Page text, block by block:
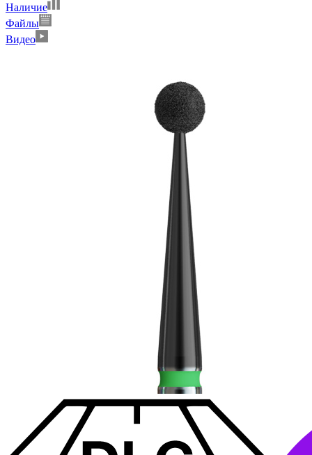
Наличие
Файлы
Видео